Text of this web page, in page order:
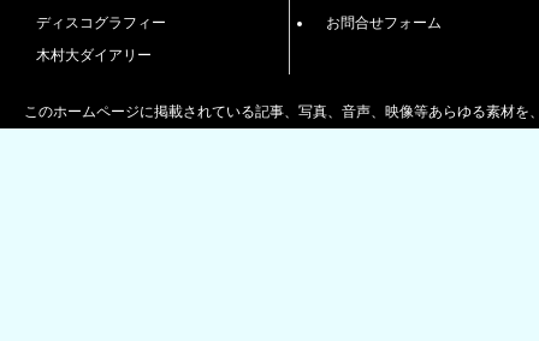
ディスコグラフィー
木村大ダイアリー
お問合せフォーム
このホームページに掲載されている記事、写真、音声、映像等あらゆる素材